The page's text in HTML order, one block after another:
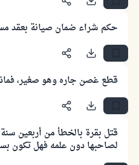
حكم شراء ضمان صيانة بعقد
قطع غصن جاره وهو صغير،
قتل بقرة بالخطأ من أربعين
لصاحبها دون علمه فهل تكون